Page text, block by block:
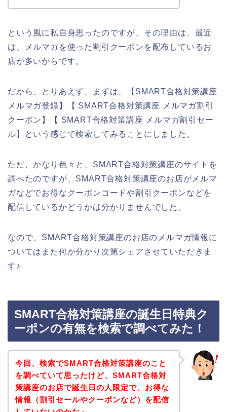
という風に私自身思ったのですが、その理由は、最近
は、メルマガを使った割引クーポンを配布しているお
店が多いからです。
だから、とりあえず、まずは、【SMART合格対策講座
メルマガ登録】【 SMART合格対策講座 メルマガ割引
クーポン】【 SMART合格対策講座 メルマガ割引セー
ル】という感じで検索してみることにしました。
ただ、かなり色々と、SMART合格対策講座のサイトを
調べたのですが、SMART合格対策講座のお店がメルマ
ガなどでお得なクーポンコードや割引クーポンなどを
配信しているかどうかは分かりませんでした。
なので、SMART合格対策講座のお店のメルマガ情報に
ついてはまた何か分かり次第シェアさせていただきま
す♪
SMART合格対策講座の誕生日特典ク
ーポンの有無を検索で調べてみた！
今回、検索でSMART合格対策講座のこと
を調べていて思ったけど、SMART合格対
策講座のお店で誕生日の人限定で、お得な
情報（割引セールやクーポンなど）を配信